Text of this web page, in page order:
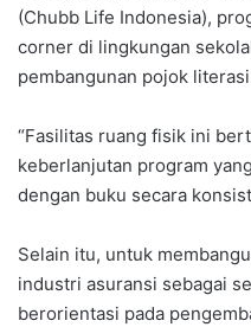
(Chubb Life Indonesia),
corner di lingkungan
pembangunan pojok
“Fasilitas ruang fisik ini
keberlanjutan program
dengan buku secara
Selain itu, untuk
industri asuransi sebagai
berorientasi pada